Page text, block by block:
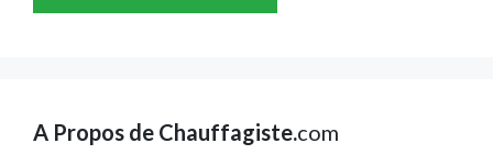
A Propos de Chauffagiste.com